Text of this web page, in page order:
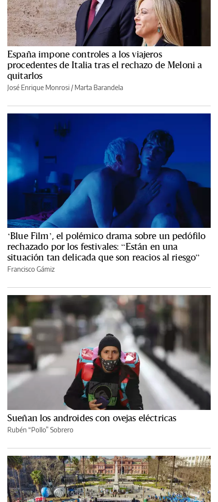
España impone controles a los viajeros
procedentes de Italia tras el rechazo de Meloni a
quitarlos
José Enrique Monrosi / Marta Barandela
‘Blue Film’, el polémico drama sobre un pedófilo
rechazado por los festivales: “Están en una
situación tan delicada que son reacios al riesgo”
Francisco Gámiz
Sueñan los androides con ovejas eléctricas
Rubén “Pollo” Sobrero